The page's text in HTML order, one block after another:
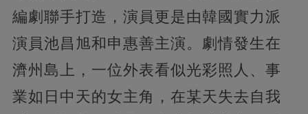
編劇聯手打造，演員更是由韓國實力派
演員池昌旭和申惠善主演。劇情發生在
濟州島上，一位外表看似光彩照人、事
業如日中天的女主角，在某天失去自我